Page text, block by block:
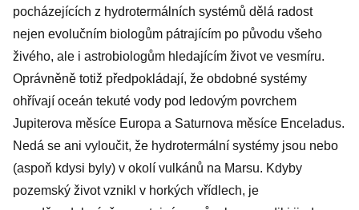
pocházejících z hydrotermálních systémů dělá radost
nejen evolučním biologům pátrajícím po původu všeho
živého, ale i astrobiologům hledajícím život ve vesmíru.
Oprávněně totiž předpokládají, že obdobné systémy
ohřívají oceán tekuté vody pod ledovým povrchem
Jupiterova měsíce Europa a Saturnova měsíce Enceladus.
Nedá se ani vyloučit, že hydrotermální systémy jsou nebo
(aspoň kdysi byly) v okolí vulkánů na Marsu. Kdyby
pozemský život vznikl v horkých vřídlech, je